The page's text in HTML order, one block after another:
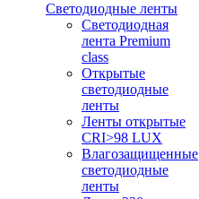
Светодиодные ленты
Светодиодная
лента Premium
class
Открытые
светодиодные
ленты
Ленты открытые
CRI>98 LUX
Влагозащищенные
светодиодные
ленты